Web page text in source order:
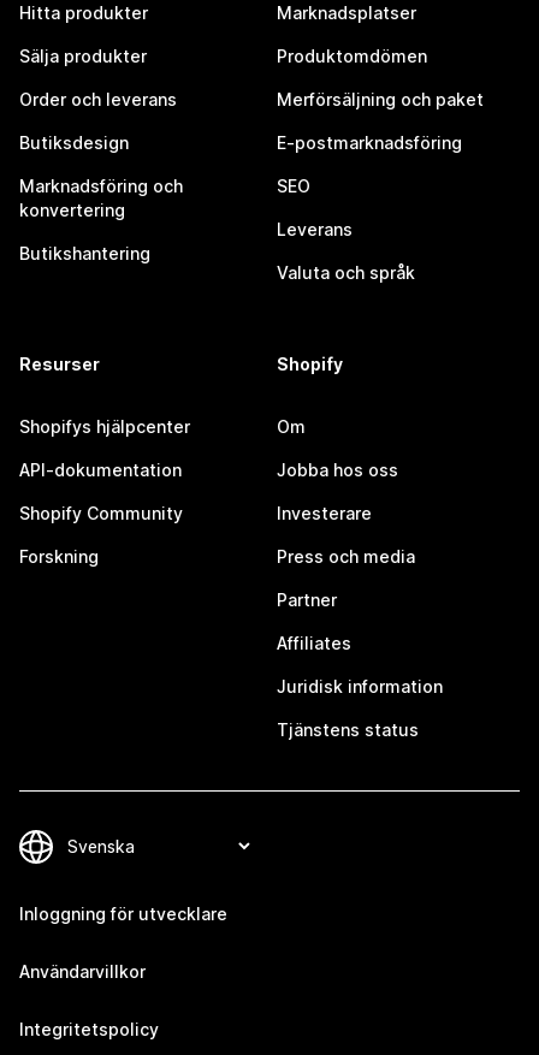
Hitta produkter
Sälja produkter
Order och leverans
Butiksdesign
Marknadsföring och
konvertering
Butikshantering
Marknadsplatser
Produktomdömen
Merförsäljning och paket
E-postmarknadsföring
SEO
Leverans
Valuta och språk
Resurser
Shopifys hjälpcenter
API-dokumentation
Shopify Community
Forskning
Shopify
Om
Jobba hos oss
Investerare
Press och media
Partner
Affiliates
Juridisk information
Tjänstens status
Inloggning för utvecklare
Användarvillkor
Integritetspolicy